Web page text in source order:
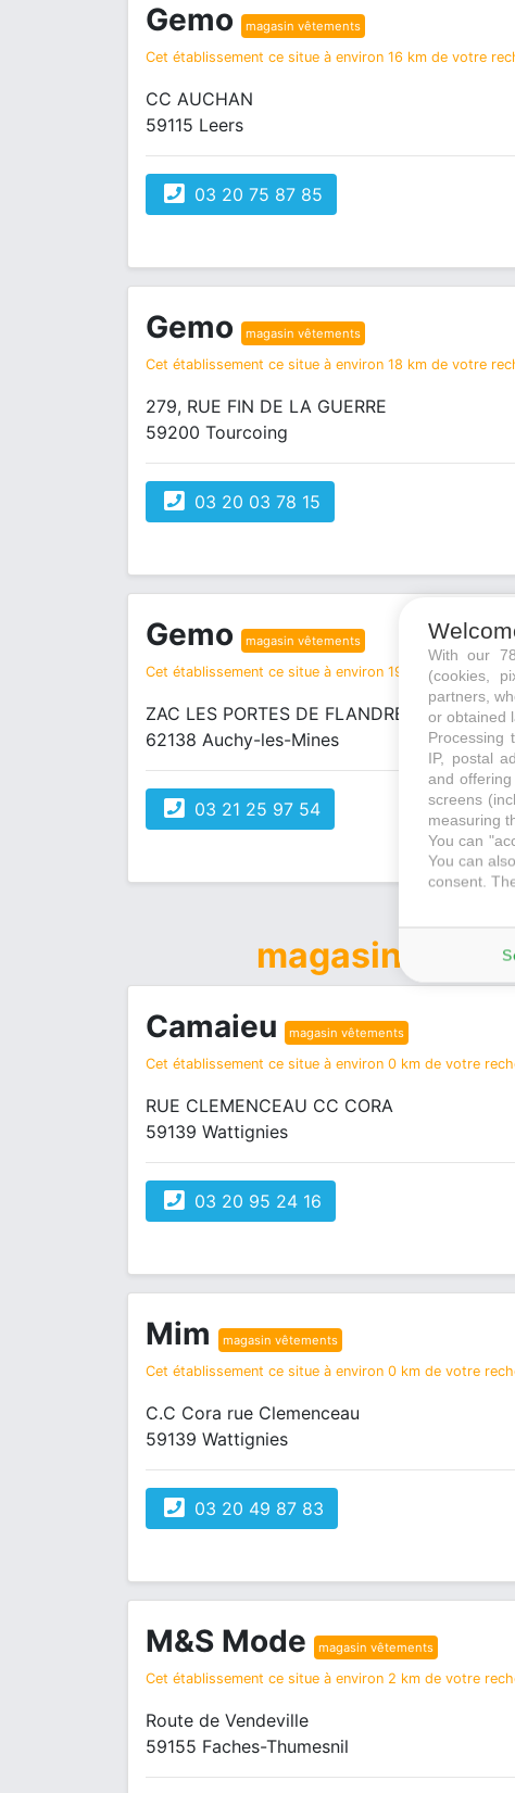
Gemo magasin vêtements
Cet établissement ce situe à environ 16 km de votre
CC AUCHAN
59115 Leers
03 20 75 87 85
Gemo magasin vêtements
Cet établissement ce situe à environ 18 km de votre
279, RUE FIN DE LA GUERRE
59200 Tourcoing
03 20 03 78 15
Gemo magasin vêtements
Cet établissement ce situe à environ 19 km de votre
ZAC LES PORTES DE FLANDRES 41 ROUTE
62138 Auchy-les-Mines
03 21 25 97 54
magasin
Camaieu magasin vêtements
Cet établissement ce situe à environ 0 km de votre
RUE CLEMENCEAU CC CORA
59139 Wattignies
03 20 95 24 16
Mim magasin vêtements
Cet établissement ce situe à environ 0 km de votre
C.C Cora rue Clemenceau
59139 Wattignies
03 20 49 87 83
M&S Mode magasin vêtements
Cet établissement ce situe à environ 2 km de votre
Route de Vendeville
59155 Faches-Thumesnil
With our
(cookies,
partners,
or obtained
Processing
IP, postal
and
screens
measuring
You can
You can
consent.